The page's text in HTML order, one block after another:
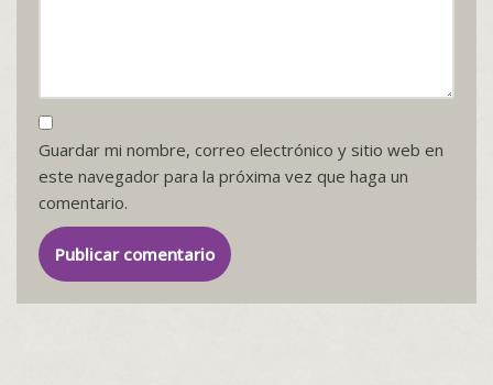
Guardar mi nombre, correo electrónico y sitio web en
este navegador para la próxima vez que haga un
comentario.